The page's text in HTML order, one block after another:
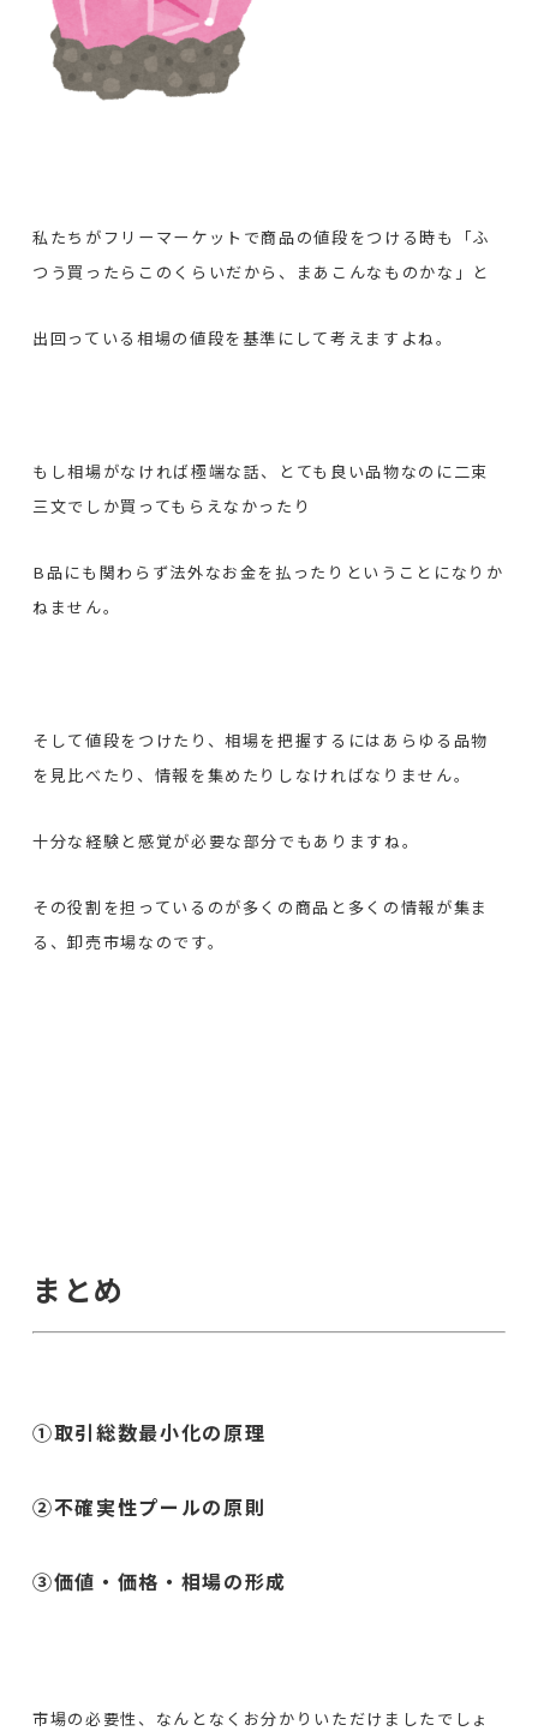
私たちがフリーマーケットで商品の値段をつける時も「ふ
つう買ったらこのくらいだから、まあこんなものかな」と
出回っている相場の値段を基準にして考えますよね。
もし相場がなければ極端な話、とても良い品物なのに二束
三文でしか買ってもらえなかったり
B品にも関わらず法外なお金を払ったりということになりか
ねません。
そして値段をつけたり、相場を把握するにはあらゆる品物
を見比べたり、情報を集めたりしなければなりません。
十分な経験と感覚が必要な部分でもありますね。
その役割を担っているのが多くの商品と多くの情報が集ま
る、卸売市場なのです。
まとめ
①取引総数最小化の原理
②不確実性プールの原則
③価値・価格・相場の形成
市場の必要性、なんとなくお分かりいただけましたでしょ